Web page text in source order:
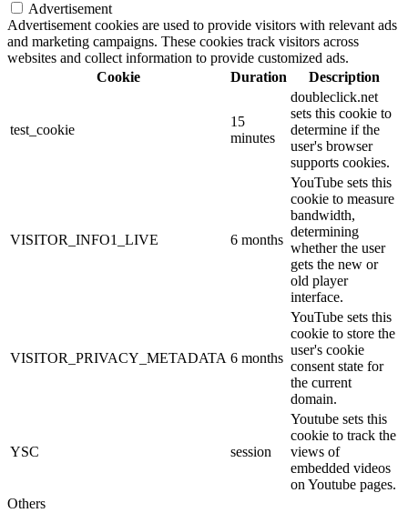
Advertisement
Advertisement cookies are used to provide visitors with relevant ads
and marketing campaigns. These cookies track visitors across
websites and collect information to provide customized ads.
Cookie
Duration Description
test_cookie
15
minutes
doubleclick.net
sets this cookie to
determine if the
user's browser
supports cookies.
VISITOR_INFO1_LIVE 6 months
YouTube sets this
cookie to measure
bandwidth,
determining
whether the user
gets the new or
old player
interface.
VISITOR_PRIVACY_METADATA 6 months
YouTube sets this
cookie to store the
user's cookie
consent state for
the current
domain.
YSC session
Youtube sets this
cookie to track the
views of
embedded videos
on Youtube pages.
Others